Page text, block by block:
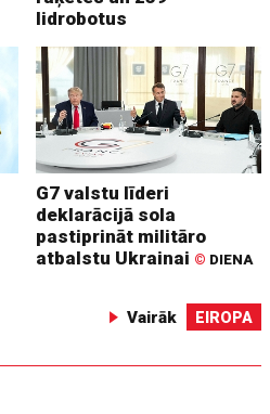
lidrobotus
G7 valstu līderi
deklarācijā sola
pastiprināt militāro
atbalstu Ukrainai © DIENA
Vairāk EIROPA